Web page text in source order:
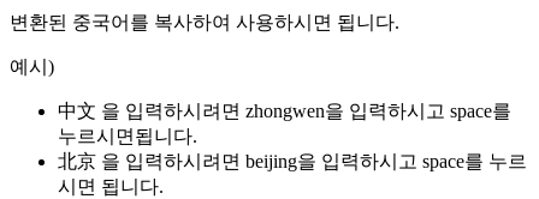
변환된 중국어를 복사하여 사용하시면 됩니다.
예시)
中文 을 입력하시려면 zhongwen을 입력하시고 space를
누르시면됩니다.
北京 을 입력하시려면 beijing을 입력하시고 space를 누르
시면 됩니다.